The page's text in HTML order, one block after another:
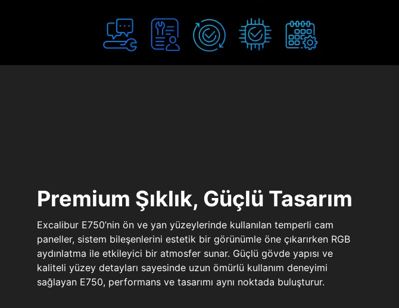
Premium Şıklık, Güçlü Tasarım
Excalibur E750’nin ön ve yan yüzeylerinde kullanılan temperli cam
paneller, sistem bileşenlerini estetik bir görünümle öne çıkarırken RGB
aydınlatma ile etkileyici bir atmosfer sunar. Güçlü gövde yapısı ve
kaliteli yüzey detayları sayesinde uzun ömürlü kullanım deneyimi
sağlayan E750, performans ve tasarımı aynı noktada buluşturur.